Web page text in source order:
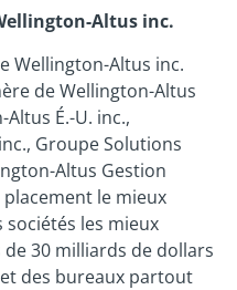
Altus inc.
Wellington-Altus inc.
de Wellington-Altus
É.-U. inc.,
Groupe Solutions
Altus Gestion
le mieux
sociétés les mieux
de 30 milliards de dollars
des bureaux partout